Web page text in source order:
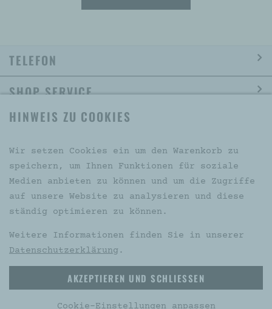
TELEFON
SHOP SERVICE
INFORMATION
SOCIAL MEDIA
VERTRAG WIDERRUFEN
Versandkosten und ggf. Nachnahmegebühren, wenn nicht
HINWEIS ZU COOKIES
Wir setzen Cookies ein um den Warenkorb zu
speichern, um Ihnen Funktionen für soziale
Medien anbieten zu können und um die Zugriffe
auf unsere Website zu analysieren und diese
ständig optimieren zu können.
Weitere Informationen finden Sie in unserer
Datenschutzerklärung.
AKZEPTIEREN UND SCHLIESSEN
Cookie-Einstellungen anpassen